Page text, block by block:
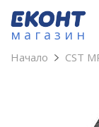
магазин
Начало CST